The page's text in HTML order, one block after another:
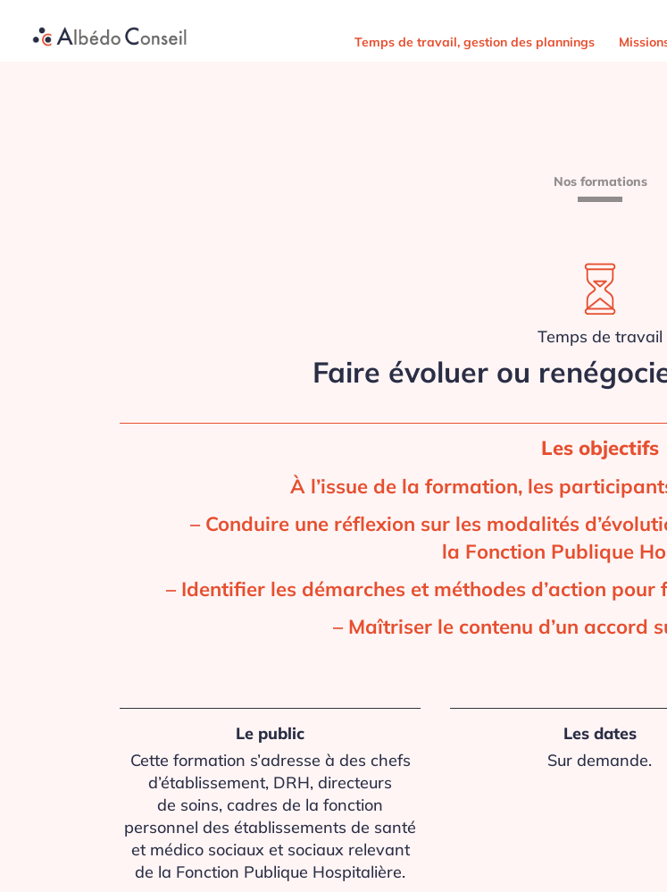
Temps de travail, gestion des plannings
Nos formations
Temps de travail
Faire évoluer ou
Les objectifs
À l’issue de la formation, les
– Conduire une réflexion sur les modalités
la Fonction Publique
– Identifier les démarches et méthodes d’action pour
– Maîtriser le contenu d’un accord
Le public
Cette formation s’adresse à des chefs
d’établissement, DRH, directeurs
de soins, cadres de la fonction
personnel des établissements de santé
et médico sociaux et sociaux relevant
de la Fonction Publique Hospitalière.
Les dates
Sur demande.